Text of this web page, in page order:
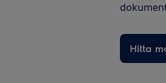
Hitta